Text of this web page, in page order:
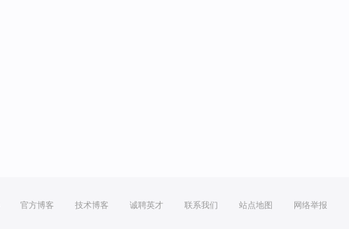
官方博客 技术博客 诚聘英才 联系我们 站点地图 网络举报